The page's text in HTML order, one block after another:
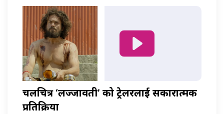
चलचित्र ‘लज्जावती’ को ट्रेलरलाई सकारात्मक
प्रतिक्रिया